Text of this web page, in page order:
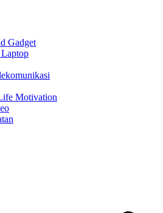
Gadget
Motivation